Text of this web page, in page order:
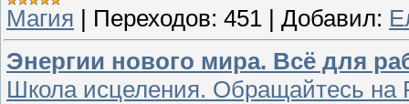
Магия | Переходов: 451 | Добавил:
Энергии нового мира. Всё для
Школа исцеления. Обращайтесь на